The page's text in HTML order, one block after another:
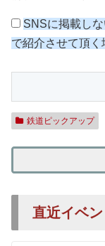
SNSに掲載し
で紹介させて頂く
鉄道ピックアップ
直近イベン